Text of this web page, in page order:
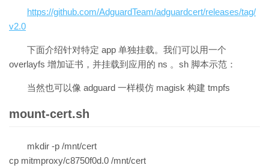
https://github.com/AdguardTeam/adguardcert/releases/tag/
v2.0
下面介绍针对特定 app 单独挂载。我们可以用一个
overlayfs 增加证书，并挂载到应用的 ns 。sh 脚本示范：
当然也可以像 adguard 一样模仿 magisk 构建 tmpfs
mount-cert.sh
mkdir -p /mnt/cert
cp mitmproxy/c8750f0d.0 /mnt/cert